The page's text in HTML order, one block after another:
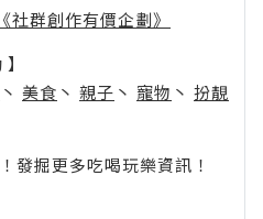
社群創作有價企劃》
丶 美食 丶 親子 丶 寵物 丶 扮靚
掘更多吃喝玩樂資訊！